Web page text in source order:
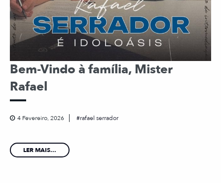
Bem-Vindo à família, Mister
Rafael
4 Fevereiro, 2026 rafael serrador
LER MAIS...